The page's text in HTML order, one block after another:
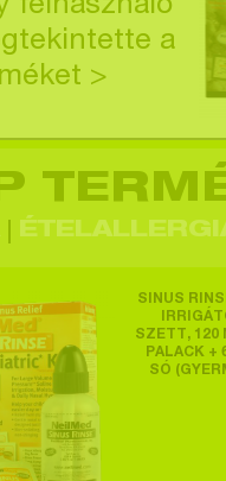
felhasználó
a
>
felhasználó
a
>
felhasználó
a
>
SINUS
SZETT, 120
PALACK +
SÓ